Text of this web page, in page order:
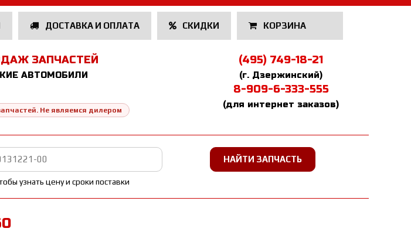
ДОСТАВКА И ОПЛАТА СКИДКИ КОРЗИНА
ЗАПЧАСТЕЙ
АВТОМОБИЛИ
Не являемся дилером
(495) 749-18-21
(г. Дзержинский)
8-909-6-333-555
(для интернет заказов)
узнать цену и сроки поставки